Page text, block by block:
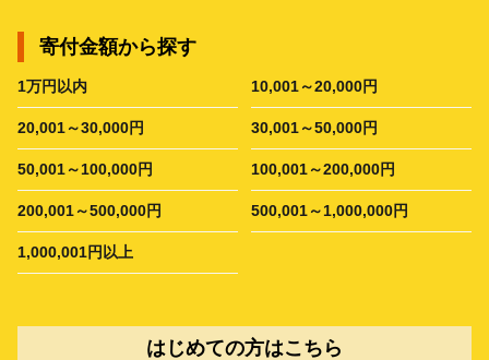
寄付金額から探す
1万円以内 10,001～20,000円
20,001～30,000円 30,001～50,000円
50,001～100,000円 100,001～200,000円
200,001～500,000円 500,001～1,000,000円
1,000,001円以上
はじめての方はこちら